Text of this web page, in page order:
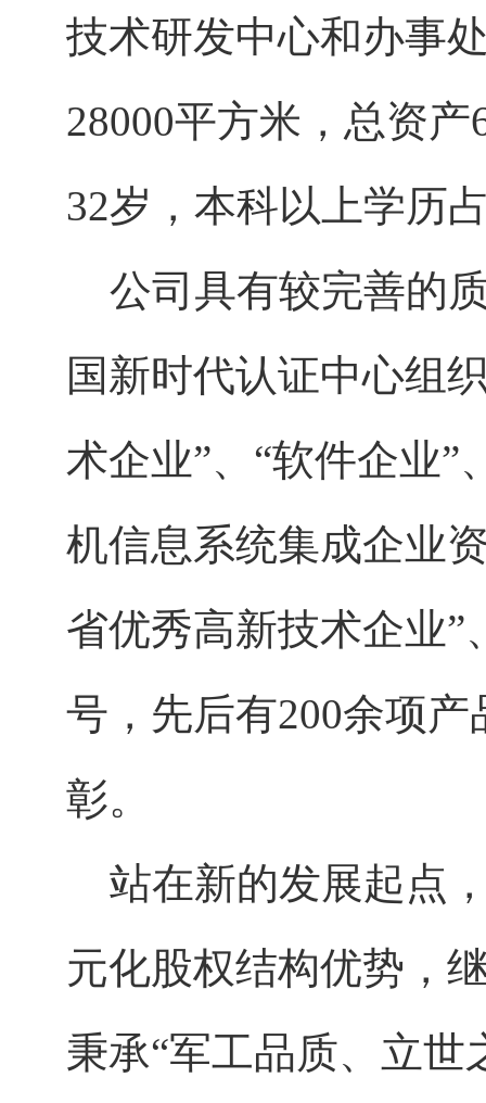
技术研发中心和办事
28000平方米，总资
32岁，本科以上学历
公司具有较完善的
国新时代认证中心组
术企业”、“软件企业”
机信息系统集成企业
省优秀高新技术企业”
号，先后有200余项
彰。
站在新的发展起点
元化股权结构优势，
秉承“军工品质、立